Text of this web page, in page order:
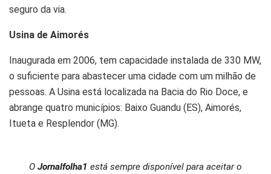
seguro da via.
Usina de Aimorés
Inaugurada em 2006, tem capacidade instalada de 330 MW,
o suficiente para abastecer uma cidade com um milhão de
pessoas. A Usina está localizada na Bacia do Rio Doce, e
abrange quatro municípios: Baixo Guandu (ES), Aimorés,
Itueta e Resplendor (MG).
O Jornalfolha1 está sempre disponível para aceitar o